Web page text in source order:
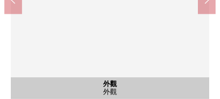
外觀
外觀
客廳
客廳
客廳
客廳
廚房
廚房
洗臉
洗臉
公共汽車
公共汽車
室內
室內
室內
室內
室內
室內
室內
室內
門口
門口
含有前面道路的外觀
含有前面道路的外觀
其他當地
前面道路
停車場
停車場
外觀
外觀
再Ｋｏｓｓ西小岩1丁目商店(約360m)
步行5分鐘。
Create SD JR小岩站前店(約430m)
步行6分鐘。
區立北小岩小學(約550m)
步行7分鐘。
區立小岩第4中學(約940m)
步行12分鐘。